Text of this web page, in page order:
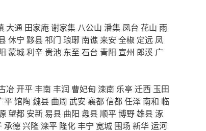
大通 田家庵谢家集 八公山 潘集 凤台 花山 雨
休宁 黟县祁门 琅琊 南谯 来安 全椒 定远 凤
蒙城利辛 贵池 东至 石台 青阳 宣州 郎溪 广
冶 开平丰南 丰润 曹妃甸 滦南 乐亭 迁西 玉田
平馆陶 魏县 曲周 武安 襄都信都任泽 南和 临
望都 安新易县 曲阳 蠡县 顺平博野雄县涿
承德兴隆 滦平 隆化丰宁 宽城 围场 新华运河